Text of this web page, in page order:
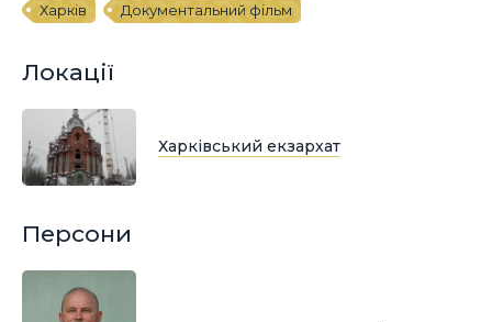
Харків
Документальний фільм
Локації
Харківський екзархат
Персони